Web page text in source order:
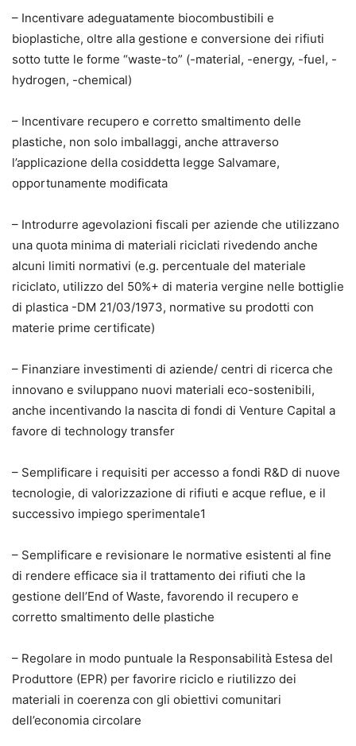
– Incentivare adeguatamente biocombustibili e
bioplastiche, oltre alla gestione e conversione dei rifiuti
sotto tutte le forme “waste-to” (-material, -energy, -fuel, -
hydrogen, -chemical)
– Incentivare recupero e corretto smaltimento delle
plastiche, non solo imballaggi, anche attraverso
l’applicazione della cosiddetta legge Salvamare,
opportunamente modificata
– Introdurre agevolazioni fiscali per aziende che utilizzano
una quota minima di materiali riciclati rivedendo anche
alcuni limiti normativi (e.g. percentuale del materiale
riciclato, utilizzo del 50%+ di materia vergine nelle bottiglie
di plastica -DM 21/03/1973, normative su prodotti con
materie prime certificate)
– Finanziare investimenti di aziende/ centri di ricerca che
innovano e sviluppano nuovi materiali eco-sostenibili,
anche incentivando la nascita di fondi di Venture Capital a
favore di technology transfer
– Semplificare i requisiti per accesso a fondi R&D di nuove
tecnologie, di valorizzazione di rifiuti e acque reflue, e il
successivo impiego sperimentale1
– Semplificare e revisionare le normative esistenti al fine
di rendere efficace sia il trattamento dei rifiuti che la
gestione dell’End of Waste, favorendo il recupero e
corretto smaltimento delle plastiche
– Regolare in modo puntuale la Responsabilità Estesa del
Produttore (EPR) per favorire riciclo e riutilizzo dei
materiali in coerenza con gli obiettivi comunitari
dell’economia circolare